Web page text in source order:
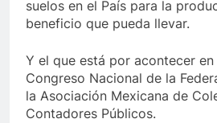
suelos en el País para la
beneficio que pueda llevar.
Y el que está por acontecer
Congreso Nacional de la
la Asociación Mexicana de
Contadores Públicos.